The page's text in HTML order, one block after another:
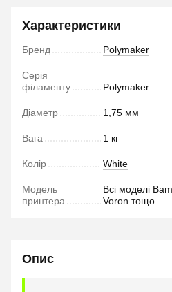
Характеристики
Бренд Polymaker
Серія
філаменту
Polymaker
Діаметр 1,75 мм
Вага 1 кг
Колір White
Модель
принтера
Всі моделі
Voron тощо
Опис